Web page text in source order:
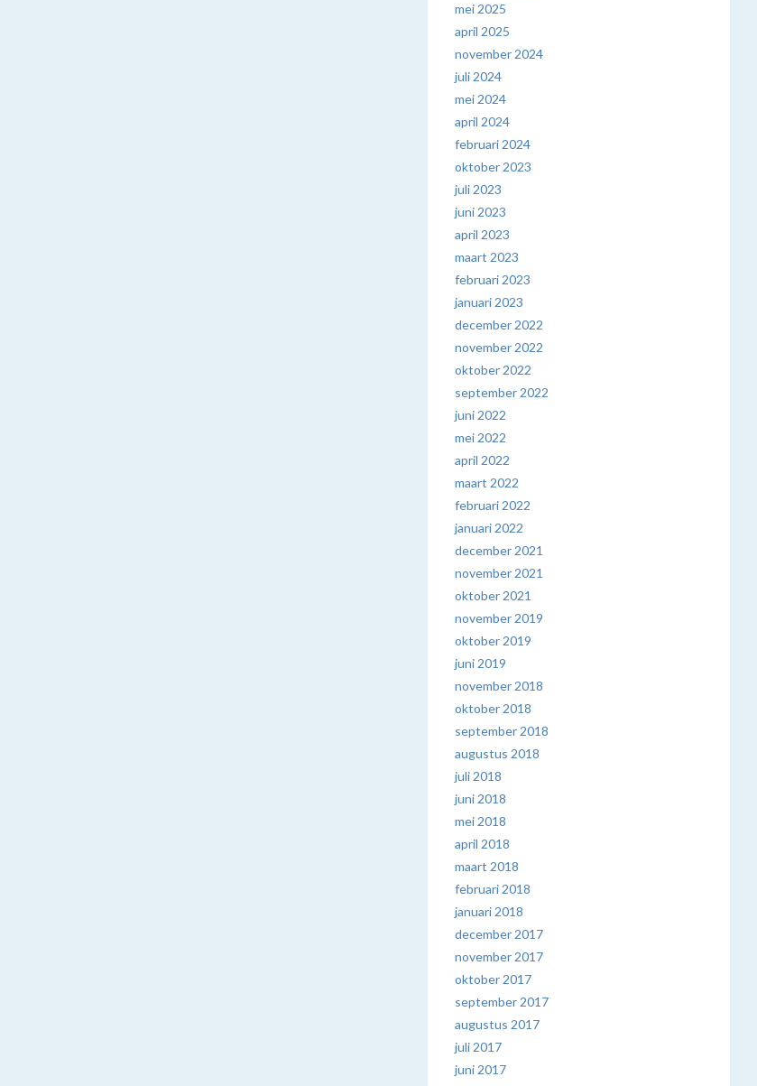
mei 2025
april 2025
november 2024
juli 2024
mei 2024
april 2024
februari 2024
oktober 2023
juli 2023
juni 2023
april 2023
maart 2023
februari 2023
januari 2023
december 2022
november 2022
oktober 2022
september 2022
juni 2022
mei 2022
april 2022
maart 2022
februari 2022
januari 2022
december 2021
november 2021
oktober 2021
november 2019
oktober 2019
juni 2019
november 2018
oktober 2018
september 2018
augustus 2018
juli 2018
juni 2018
mei 2018
april 2018
maart 2018
februari 2018
januari 2018
december 2017
november 2017
oktober 2017
september 2017
augustus 2017
juli 2017
juni 2017